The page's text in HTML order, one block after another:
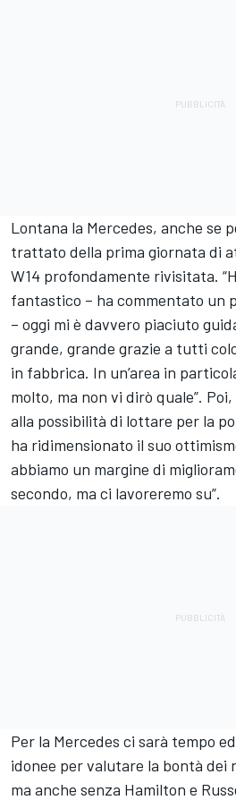
Lontana la Mercedes, anche se
trattato della prima giornata di
W14 profondamente rivisitata.
fantastico – ha commentato un
– oggi mi è davvero piaciuto
grande, grande grazie a tutti
in fabbrica. In un’area in
molto, ma non vi dirò quale”.
alla possibilità di lottare per la
ha ridimensionato il suo
abbiamo un margine di
secondo, ma ci lavoreremo su”.
Per la Mercedes ci sarà tempo
idonee per valutare la bontà dei
ma anche senza Hamilton e